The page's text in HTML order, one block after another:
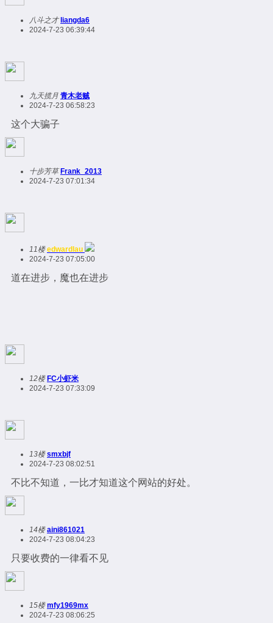
八斗之才 liangda6
2024-7-23 06:39:44
九天揽月 青木老贼
2024-7-23 06:58:23
这个大骗子
十步芳草 Frank_2013
2024-7-23 07:01:34
11楼 edwardlau
2024-7-23 07:05:00
道在进步，魔也在进步
12楼 FC小虾米
2024-7-23 07:33:09
13楼 smxbjf
2024-7-23 08:02:51
不比不知道，一比才知道这个网站的好处。
14楼 aini861021
2024-7-23 08:04:23
只要收费的一律看不见
15楼 mfy1969mx
2024-7-23 08:06:25